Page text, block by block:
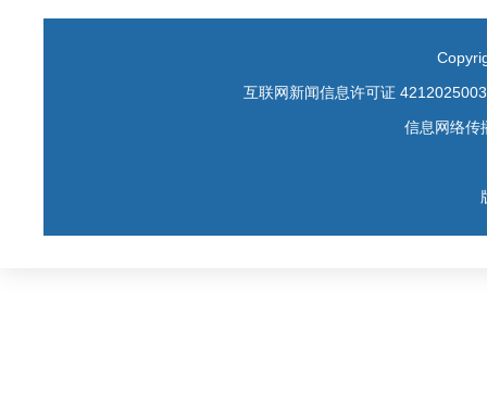
互联网新闻信息许可证 4212025003
信息网络传